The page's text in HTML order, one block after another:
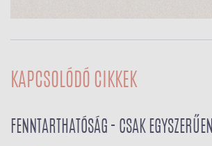
KAPCSOLÓDÓ CIKKEK
FENNTARTHATÓSÁG - CSAK EGYSZERŰEN